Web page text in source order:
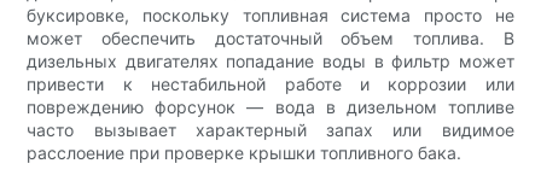
буксировке, поскольку топливная система просто не
может обеспечить достаточный объем топлива. В
дизельных двигателях попадание воды в фильтр может
привести к нестабильной работе и коррозии или
повреждению форсунок — вода в дизельном топливе
часто вызывает характерный запах или видимое
расслоение при проверке крышки топливного бака.